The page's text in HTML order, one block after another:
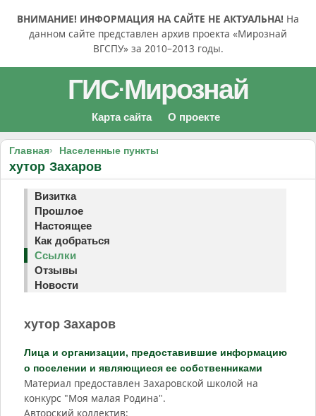
ВНИМАНИЕ! ИНФОРМАЦИЯ НА САЙТЕ НЕ АКТУАЛЬНА! На
данном сайте представлен архив проекта «Мирознай
ВГСПУ» за 2010–2013 годы.
ГИС·Мирознай
Карта сайта О проекте
Главная Населенные пункты
хутор Захаров
Визитка
Прошлое
Настоящее
Как добраться
Ссылки
Отзывы
Новости
хутор Захаров
Лица и организации, предоставившие информацию
о поселении и являющиеся ее собственниками
Материал предоставлен Захаровской школой на
конкурс "Моя малая Родина".
Авторский коллектив: